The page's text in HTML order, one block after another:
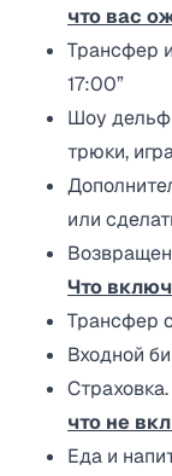
что вас
Трансфер
17:00”
Шоу
трюки,
или
Что
Трансфер
Входной
Страховка.
что не
Еда и